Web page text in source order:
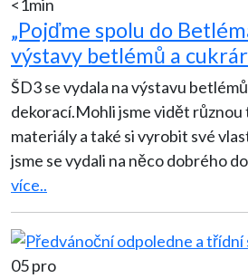
<1min
„Pojďme spolu do
výstavy betlémů a
ŠD3 se vydala na výstavu
dekorací.Mohli jsme vidět
materiály a také si vyrobit své
jsme se vydali na něco dobrého
více..
05 pro